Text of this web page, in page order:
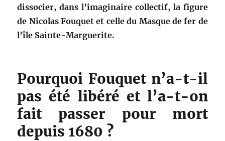
dissocier, dans l’imaginaire collectif, la figure
de Nicolas Fouquet et celle du Masque de fer de
l’île Sainte-Marguerite.
Pourquoi Fouquet n’a-t-il
pas été libéré et l’a-t-on
fait passer pour mort
depuis 1680 ?